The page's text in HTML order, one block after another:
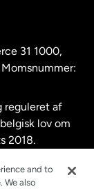
31 1000,
reguleret af
lov om
2018.
and to
We also